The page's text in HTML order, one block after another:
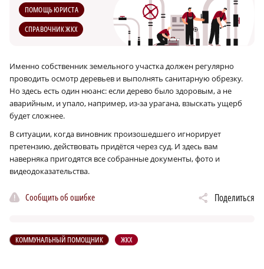
ПОМОЩЬ ЮРИСТА
СПРАВОЧНИК ЖКХ
Именно собственник земельного участка должен регулярно
проводить осмотр деревьев и выполнять санитарную обрезку.
Но здесь есть один нюанс: если дерево было здоровым, а не
аварийным, и упало, например, из-за урагана, взыскать ущерб
будет сложнее.
В ситуации, когда виновник произошедшего игнорирует
претензию, действовать придётся через суд. И здесь вам
наверняка пригодятся все собранные документы, фото и
видеодоказательства.
Сообщить об ошибке Поделиться
КОММУНАЛЬНЫЙ ПОМОЩНИК ЖКХ